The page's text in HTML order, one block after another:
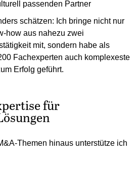
passenden Partner
schätzen: Ich bringe nicht nur
how aus nahezu zwei
mit, sondern habe als
Fachexperten auch komplexeste
Erfolg geführt.
für
Themen hinaus unterstütze ich